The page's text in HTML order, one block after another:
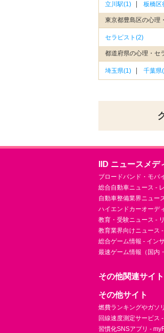
立川駅(1)
板橋区
東京都豊島区の心理
セラピスト(2)
都道府県の心理・セ
埼玉県(1) 千葉県
IID ニュースメデ
ブロードバンド・モバ
総合自動車ニュース -
自動車整備業界ニュー
ハイエンドカーオーデ
教育・受験ニュース -
教育業界向けニュース
総合ゲーム情報 - イン
最速ゲーム情報（国内
その他関連サイ
その他サイト
燃費ランキングやガソ
回線速度測定サービス
習慣化SNSアプリ -